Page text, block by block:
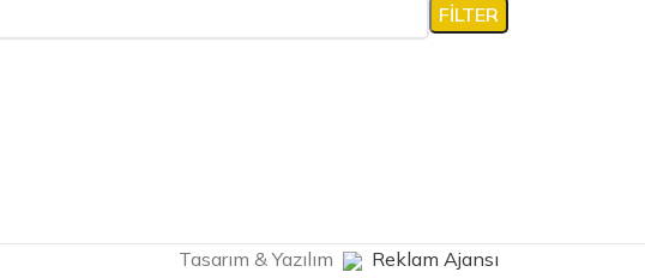
FILTER
Tasarım & Yazılım Reklam Ajansı